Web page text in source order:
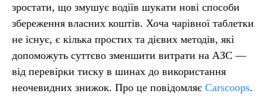
зростати, що змушує водіїв шукати нові способи
збереження власних коштів. Хоча чарівної таблетки
не існує, є кілька простих та дієвих методів, які
допоможуть суттєво зменшити витрати на АЗС —
від перевірки тиску в шинах до використання
неочевидних знижок. Про це повідомляє Carscoops.